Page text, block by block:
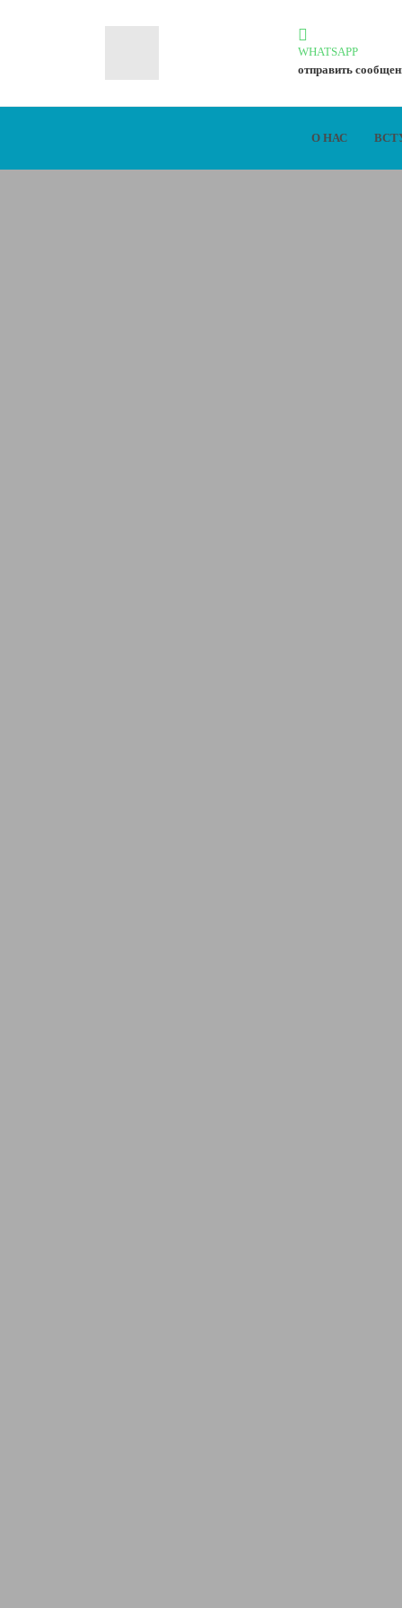
WHATSAPP
отправить
О НАС